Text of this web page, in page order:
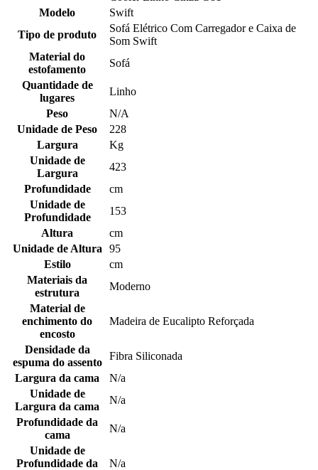
Modelo
Swift
Tipo de produto
Sofá Elétrico Com Carregador e Caixa de
Som Swift
Material do
estofamento
Sofá
Quantidade de
lugares
Linho
Peso
N/A
Unidade de Peso
228
Largura
Kg
Unidade de
Largura
423
Profundidade
cm
Unidade de
Profundidade
153
Altura
cm
Unidade de Altura
95
Estilo
cm
Materiais da
estrutura
Moderno
Material de
enchimento do
encosto
Madeira de Eucalipto Reforçada
Densidade da
espuma do assento
Fibra Siliconada
Largura da cama
N/a
Unidade de
Largura da cama
N/a
Profundidade da
cama
N/a
Unidade de
Profundidade da
N/a